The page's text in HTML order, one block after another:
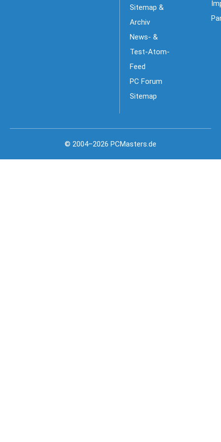
Sitemap &
Archiv
News- &
Test-Atom-
Feed
PC Forum
Sitemap
© 2004–2026 PCMasters.de